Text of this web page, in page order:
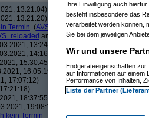
13:21:04)
13:21:20)
Termin (AVS_reloadedam 13.03.2021,
am 13.03.2021, 13:23:55)
13:24:12)
14:16:51)
15:30:45)
16:05:19)
17:07:12)
18:37:55)
19:08:15)
kein Termin
Ascottyam 13.03.2021,
Ihre Einwilligung auch
besteht insbesondere das
verarbeitet werden können,
Sie bei dem jeweiligen
Wir und unsere
Endgeräteeigenschaften zur
auf Informationen auf einem
Performance von Inhalten,
Liste der Partner